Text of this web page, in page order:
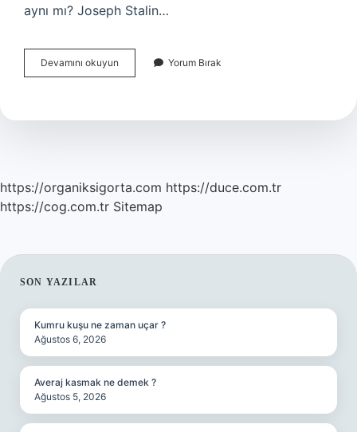
aynı mı? Joseph Stalin…
Devamını okuyun
Rusya
Rusya
Yorum Bırak
https://organiksigorta.com https://duce.com.tr
https://cog.com.tr Sitemap
SIDEBAR
SON YAZILAR
Kumru kuşu ne zaman uçar ?
Ağustos 6, 2026
Averaj kasmak ne demek ?
Ağustos 5, 2026